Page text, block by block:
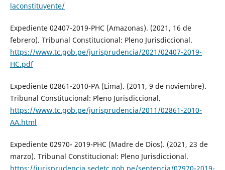
laconstituyente/
Expediente 02407-2019-PHC (Amazonas). (2021, 16 de
febrero). Tribunal Constitucional: Pleno Jurisdiccional.
https://www.tc.gob.pe/jurisprudencia/2021/02407-2019-
HC.pdf
Expediente 02861-2010-PA (Lima). (2011, 9 de noviembre).
Tribunal Constitucional: Pleno Jurisdiccional.
https://www.tc.gob.pe/jurisprudencia/2011/02861-2010-
AA.html
Expediente 02970- 2019-PHC (Madre de Dios). (2021, 23 de
marzo). Tribunal Constitucional: Pleno Jurisdiccional.